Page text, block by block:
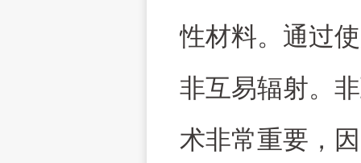
性材料。通过
非互易辐射。
术非常重要，